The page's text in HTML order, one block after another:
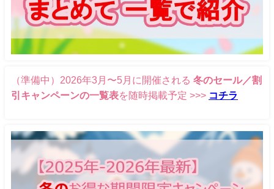
（準備中）2026年3月〜5月に開催される 冬のセール／割
引キャンペーンの一覧表を随時掲載予定 >>> コチラ